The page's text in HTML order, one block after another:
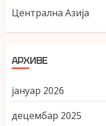
Централна Азија
АРХИВЕ
јануар 2026
децембар 2025